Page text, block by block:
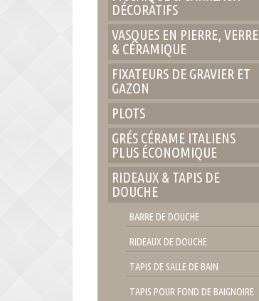
DÉCORATIFS
VASQUES EN PIERRE, VERRE
& CÉRAMIQUE
FIXATEURS DE GRAVIER ET
GAZON
PLOTS
GRÉS CÉRAME ITALIENS
PLUS ÉCONOMIQUE
RIDEAUX & TAPIS DE
DOUCHE
BARRE DE DOUCHE
RIDEAUX DE DOUCHE
TAPIS DE SALLE DE BAIN
TAPIS POUR FOND DE BAIGNOIRE